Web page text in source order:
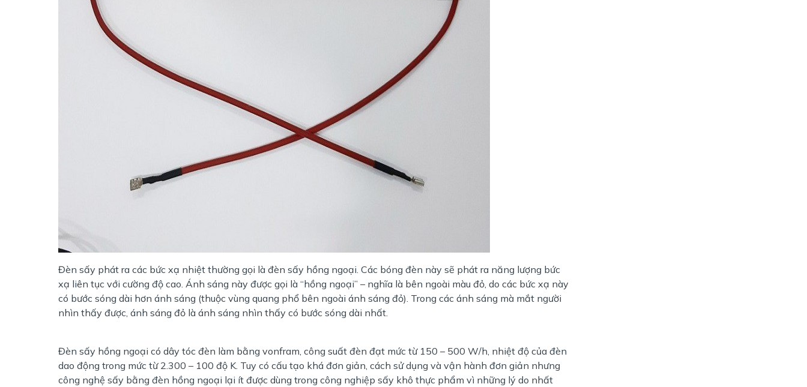
Đèn sấy phát ra các bức xạ nhiệt thường gọi là đèn sấy hồng ngoại. Các bóng đèn này sẽ phát ra năng lượng bức
xạ liên tục với cường độ cao. Ánh sáng này được gọi là “hồng ngoại” – nghĩa là bên ngoài màu đỏ, do các bức xạ này
có bước sóng dài hơn ánh sáng (thuộc vùng quang phổ bên ngoài ánh sáng đỏ). Trong các ánh sáng mà mắt người
nhìn thấy được, ánh sáng đỏ là ánh sáng nhìn thấy có bước sóng dài nhất.
Đèn sấy hồng ngoại có dây tóc đèn làm bằng vonfram, công suất đèn đạt mức từ 150 – 500 W/h, nhiệt độ của đèn
dao động trong mức từ 2.300 – 100 độ K. Tuy có cấu tạo khá đơn giản, cách sử dụng và vận hành đơn giản nhưng
công nghệ sấy bằng đèn hồng ngoại lại ít được dùng trong công nghiệp sấy khô thực phẩm vì những lý do nhất